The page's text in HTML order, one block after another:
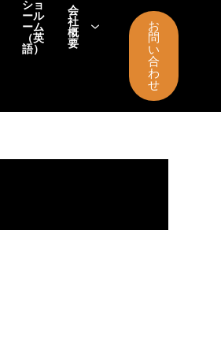
ショ
ール
ーム
（英
語）
会
社
概
要
お
問
い
合
わ
せ